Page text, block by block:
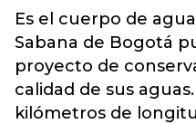
Es el cuerpo de
Sabana de Bogotá
proyecto de
calidad de sus
kilómetros de